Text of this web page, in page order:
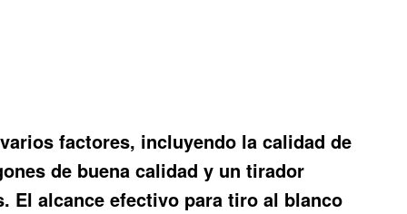
factores, incluyendo la calidad de
de buena calidad y un tirador
El alcance efectivo para tiro al blanco